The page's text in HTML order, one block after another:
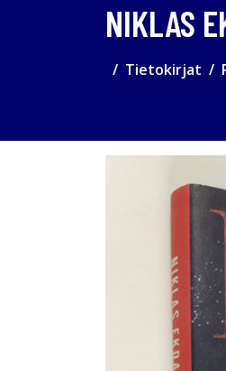
NIKLAS
Tietokirjat